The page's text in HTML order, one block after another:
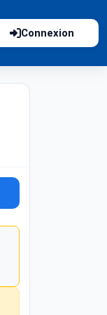
Connexion